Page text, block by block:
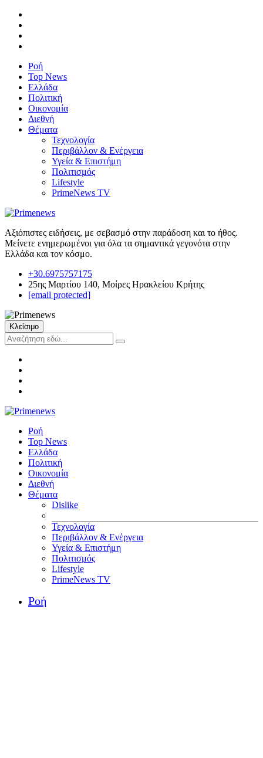
Ροή
Top News
Ελλάδα
Πολιτική
Οικονομία
Διεθνή
Θέματα
Τεχνολογία
Περιβάλλον & Ενέργεια
Υγεία & Επιστήμη
Πολιτισμός
Lifestyle
PrimeNews TV
Αξιόπιστες ειδήσεις, με σεβασμό στην παράδοση και το ήθος.
Μείνετε ενημερωμένοι για όλα τα σημαντικά γεγονότα στην
Ελλάδα και τον κόσμο.
+30.6975757175
25ης Μαρτίου 140, Μοίρες Ηρακλείου Κρήτης
[email protected]
Κλείσιμο
Ροή
Top News
Ελλάδα
Πολιτική
Οικονομία
Διεθνή
Θέματα
Dislike
Τεχνολογία
Περιβάλλον & Ενέργεια
Υγεία & Επιστήμη
Πολιτισμός
Lifestyle
PrimeNews TV
Ροή